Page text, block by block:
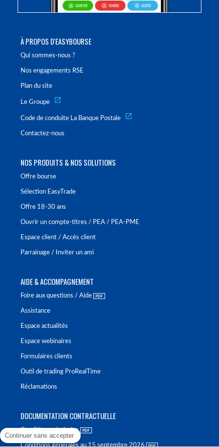
À PROPOS D'EASYBOURSE
Qui sommes-nous ?
Nos engagements RSE
Plan du site
Le Groupe
Code de conduite La Banque Postale
Contactez-nous
NOS PRODUITS & NOS SOLUTIONS
Offre bourse
Sélection EasyTrade
Offre 18-30 ans
Ouvrir un compte-titres / PEA / PEA-PME
Espace client / Accès client
Parrainage / Inviter un ami
AIDE & ACCOMPAGNEMENT
Foire aux questions / Aide
Assistance
Espace actualités
Espace webinaires
Formulaires clients
Outil de trading ProRealTime
Réclamations
DOCUMENTATION CONTRACTUELLE
Conditions générales
Conditions générales au 15 septembre 2026
Continuer sans accepter